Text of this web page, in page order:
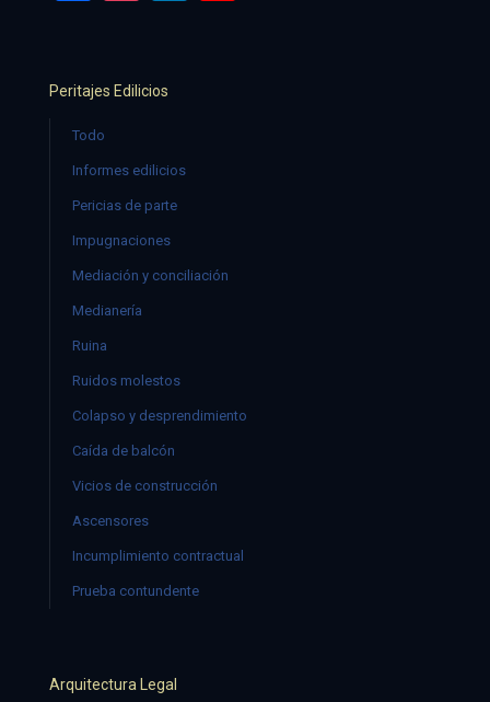
Peritajes Edilicios
Todo
Informes edilicios
Pericias de parte
Impugnaciones
Mediación y conciliación
Medianería
Ruina
Ruidos molestos
Colapso y desprendimiento
Caída de balcón
Vicios de construcción
Ascensores
Incumplimiento contractual
Prueba contundente
Arquitectura Legal